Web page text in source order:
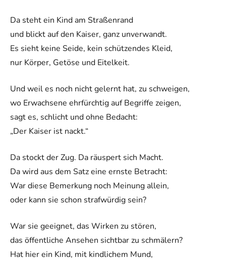
Da steht ein Kind am Straßenrand
und blickt auf den Kaiser, ganz unverwandt.
Es sieht keine Seide, kein schützendes Kleid,
nur Körper, Getöse und Eitelkeit.
Und weil es noch nicht gelernt hat, zu schweigen,
wo Erwachsene ehrfürchtig auf Begriffe zeigen,
sagt es, schlicht und ohne Bedacht:
„Der Kaiser ist nackt.“
Da stockt der Zug. Da räuspert sich Macht.
Da wird aus dem Satz eine ernste Betracht:
War diese Bemerkung noch Meinung allein,
oder kann sie schon strafwürdig sein?
War sie geeignet, das Wirken zu stören,
das öffentliche Ansehen sichtbar zu schmälern?
Hat hier ein Kind, mit kindlichem Mund,